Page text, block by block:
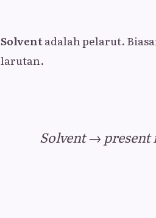
Solventadalah pelarut.
larutan.
Solvent → present